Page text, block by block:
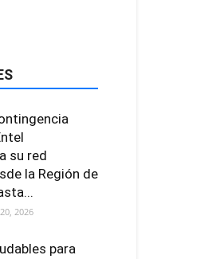
su red
la Región de
2026
para